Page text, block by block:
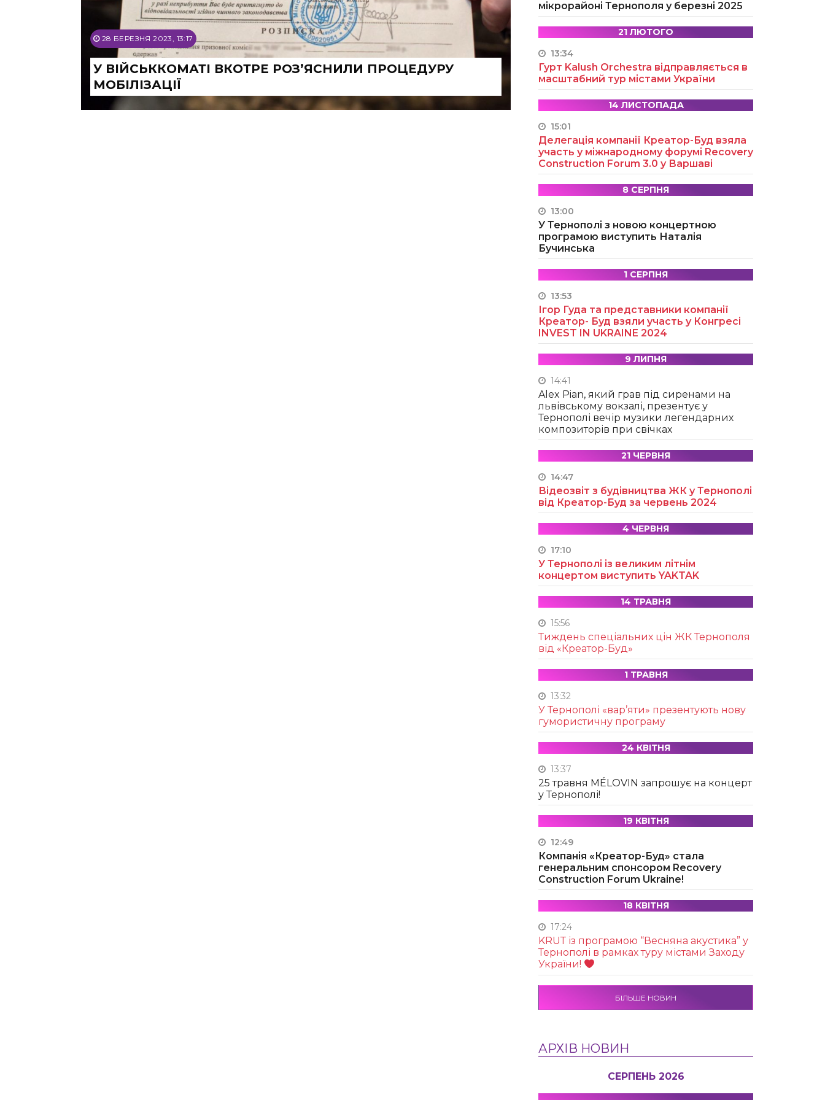
28 БЕРЕЗНЯ 2023, 13:17
У ВІЙСЬККОМАТІ ВКОТРЕ РОЗ’ЯСНИЛИ ПРОЦЕДУРУ
МОБІЛІЗАЦІЇ
мікрорайоні Тернополя у березні 2025
21 ЛЮТОГО
13:34
Гурт Kalush Orchestra відправляється в
масштабний тур містами України
14 ЛИСТОПАДА
15:01
Делегація компанії Креатор-Буд взяла
участь у міжнародному форумі Recovery
Construction Forum 3.0 у Варшаві
8 СЕРПНЯ
13:00
У Тернополі з новою концертною
програмою виступить Наталія
Бучинська
1 СЕРПНЯ
13:53
Ігор Гуда та представники компанії
Креатор- Буд взяли участь у Конгресі
INVEST IN UKRAINE 2024
9 ЛИПНЯ
14:41
Alex Pian, який грав під сиренами на
львівському вокзалі, презентує у
Тернополі вечір музики легендарних
композиторів при свічках
21 ЧЕРВНЯ
14:47
Відеозвіт з будівництва ЖК у Тернополі
від Креатор-Буд за червень 2024
4 ЧЕРВНЯ
17:10
У Тернополі із великим літнім
концертом виступить YAKTAK
14 ТРАВНЯ
15:56
Тиждень спеціальних цін ЖК Тернополя
від «Креатор-Буд»
1 ТРАВНЯ
13:32
У Тернополі «вар’яти» презентують нову
гумористичну програму
24 КВІТНЯ
13:37
25 травня MÉLOVIN запрошує на концерт
у Тернополі!
19 КВІТНЯ
12:49
Компанія «Креатор-Буд» стала
генеральним спонсором Recovery
Construction Forum Ukraine!
18 КВІТНЯ
17:24
KRUТ із програмою “Весняна акустика” у
Тернополі в рамках туру містами Заходу
України!
БІЛЬШЕ НОВИН
АРХІВ НОВИН
СЕРПЕНЬ 2026